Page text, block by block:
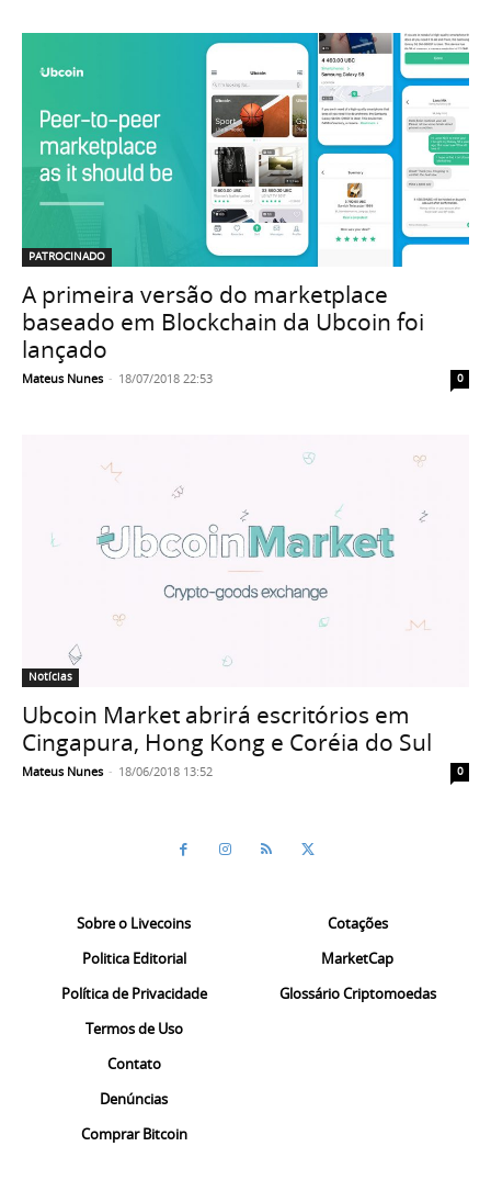
PATROCINADO
A primeira versão do marketplace
baseado em Blockchain da Ubcoin foi
lançado
Mateus Nunes - 18/07/2018 22:53 0
Notícias
Ubcoin Market abrirá escritórios em
Cingapura, Hong Kong e Coréia do Sul
Mateus Nunes - 18/06/2018 13:52 0
Sobre o Livecoins
Politica Editorial
Política de Privacidade
Termos de Uso
Contato
Denúncias
Comprar Bitcoin
Cotações
MarketCap
Glossário Criptomoedas